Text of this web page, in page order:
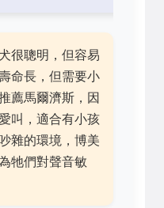
很聰明，但容易
命長，但需要小
薦馬爾濟斯，因
叫，適合有小孩
雜的環境，博美
牠們對聲音敏